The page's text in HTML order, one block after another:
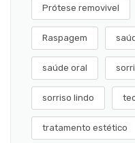
Prótese removivel
Raspagem
saúde oral
sorriso lindo
tratamento estético